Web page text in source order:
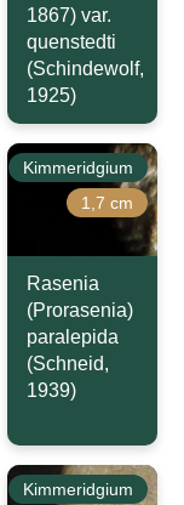
1867) var.
quenstedti
(Schindewolf,
1925)
Kimmeridgium
1,7 cm
Rasenia
(Prorasenia)
paralepida
(Schneid,
1939)
Kimmeridgium